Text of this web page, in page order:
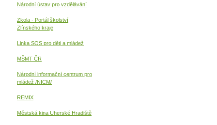
Národní ústav pro vzdělávání
Zkola - Portál školství
Zlínského kraje
Linka SOS pro děti a mládež
MŠMT ČR
Národní informační centrum pro
mládež /NICM/
REMIX
Městská kina Uherské Hradiště